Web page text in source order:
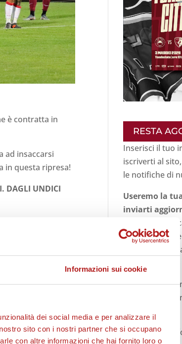
Informazioni sui cookie
dei social media e per analizzare il
sito con i nostri partner che si occupano
con altre informazioni che hai fornito loro o
è contratta in
ad insaccarsi
in questa ripresa!
DAGLI UNDICI
la manona e
RESTA
Inserisci il tuo
iscriverti al
le notifiche di
Useremo la
inviarti
articolo
Prima di
Invieremo una
inserirai per
ho letto